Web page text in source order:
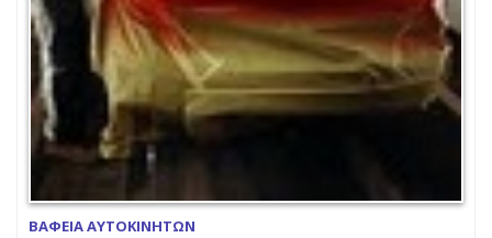
ΒΑΦΕΙΑ ΑΥΤΟΚΙΝΗΤΩΝ